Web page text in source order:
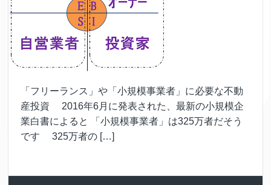
「フリーランス」や「小規模事業者」に必要な不動
産投資 2016年6月に発表された、最新の小規模企
業白書によると 「小規模事業者」は325万者だそう
です 325万者の […]